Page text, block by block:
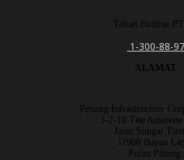
Talian Hotline
1-300-88-
ALAMAT
Penang Infrastructure
3-2-10 The Amarene
Jalan Sungai
11900 Bayan
Pulau Pinang.